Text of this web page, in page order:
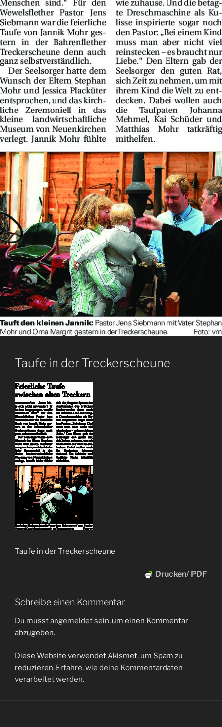
Taufe in der Treckerscheune
Taufe in der Treckerscheune
Drucken/ PDF
Schreibe einen Kommentar
Du musstangemeldetsein, um einen Kommentar
abzugeben.
Diese Website verwendet Akismet, um Spam zu
reduzieren. Erfahre, wie deine Kommentardaten
verarbeitet werden.